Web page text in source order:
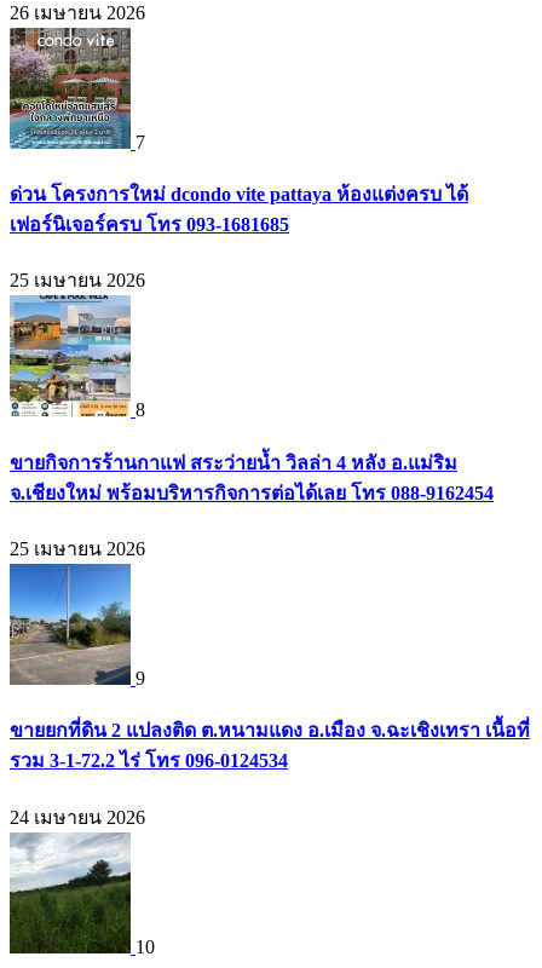
26 เมษายน 2026
7
ด่วน โครงการใหม่ dcondo vite pattaya ห้องแต่งครบ ได้
เฟอร์นิเจอร์ครบ โทร 093-1681685
25 เมษายน 2026
8
ขายกิจการร้านกาแฟ สระว่ายน้ำ วิลล่า 4 หลัง อ.แม่ริม
จ.เชียงใหม่ พร้อมบริหารกิจการต่อได้เลย โทร 088-9162454
25 เมษายน 2026
9
ขายยกที่ดิน 2 แปลงติด ต.หนามแดง อ.เมือง จ.ฉะเชิงเทรา เนื้อที่
รวม 3-1-72.2 ไร่ โทร 096-0124534
24 เมษายน 2026
10